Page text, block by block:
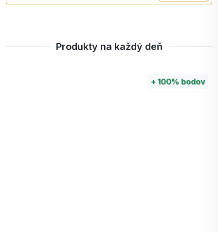
výskyt vrások.
opuncie minimalizuje prasknuté kapiláry, rozjasňuje
Produkty na každý deň
+ 100%bodov